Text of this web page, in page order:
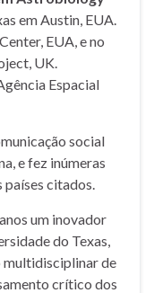
em Austin, EUA.
EUA, e no
UK.
Espacial
social
e fez inúmeras
citados.
um inovador
do Texas,
multidisciplinar de
crítico dos